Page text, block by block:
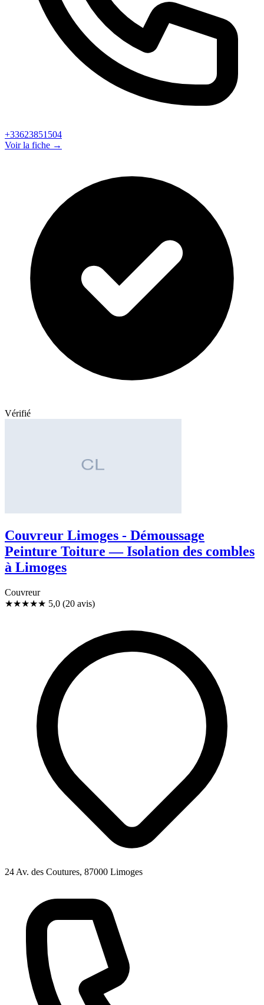
+33623851504
Voir la fiche →
Vérifié
Couvreur Limoges - Démoussage
Peinture Toiture — Isolation des combles
à Limoges
Couvreur
★★★★★ 5,0 (20 avis)
24 Av. des Coutures, 87000 Limoges